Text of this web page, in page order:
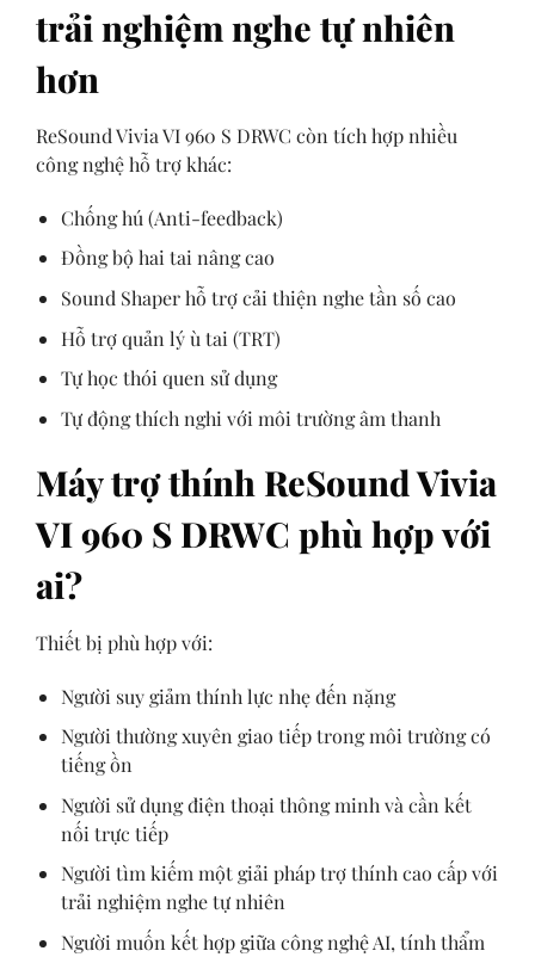
trải nghiệm nghe tự nhiên
hơn
ReSound Vivia VI 960 S DRWC còn tích hợp nhiều
công nghệ hỗ trợ khác:
Chống hú (Anti-feedback)
Đồng bộ hai tai nâng cao
Sound Shaper hỗ trợ cải thiện nghe tần số cao
Hỗ trợ quản lý ù tai (TRT)
Tự học thói quen sử dụng
Tự động thích nghi với môi trường âm thanh
Máy trợ thính ReSound Vivia
VI 960 S DRWC phù hợp với
ai?
Thiết bị phù hợp với:
Người suy giảm thính lực nhẹ đến nặng
Người thường xuyên giao tiếp trong môi trường có
tiếng ồn
Người sử dụng điện thoại thông minh và cần kết
nối trực tiếp
Người tìm kiếm một giải pháp trợ thính cao cấp với
trải nghiệm nghe tự nhiên
Người muốn kết hợp giữa công nghệ AI, tính thẩm